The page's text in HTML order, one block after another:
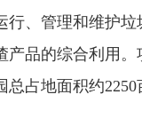
行、管理和维护
产品的综合利用
总占地面积约